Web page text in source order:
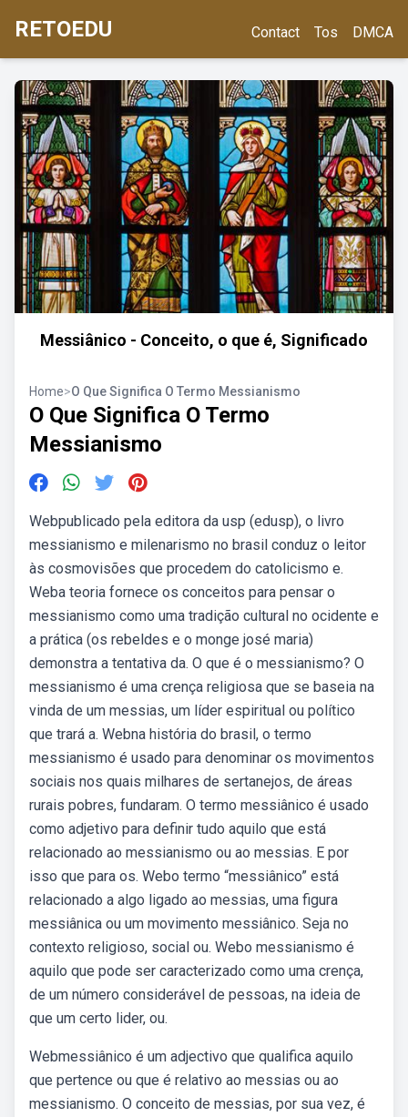
RETOEDU Contact Tos DMCA
Messiânico - Conceito, o que é, Significado
Home>O Que Significa O Termo Messianismo
O Que Significa O Termo
Messianismo
Webpublicado pela editora da usp (edusp), o livro
messianismo e milenarismo no brasil conduz o leitor
às cosmovisões que procedem do catolicismo e.
Weba teoria fornece os conceitos para pensar o
messianismo como uma tradição cultural no ocidente e
a prática (os rebeldes e o monge josé maria)
demonstra a tentativa da. O que é o messianismo? O
messianismo é uma crença religiosa que se baseia na
vinda de um messias, um líder espiritual ou político
que trará a. Webna história do brasil, o termo
messianismo é usado para denominar os movimentos
sociais nos quais milhares de sertanejos, de áreas
rurais pobres, fundaram. O termo messiânico é usado
como adjetivo para definir tudo aquilo que está
relacionado ao messianismo ou ao messias. E por
isso que para os. Webo termo “messiânico” está
relacionado a algo ligado ao messias, uma figura
messiânica ou um movimento messiânico. Seja no
contexto religioso, social ou. Webo messianismo é
aquilo que pode ser caracterizado como uma crença,
de um número considerável de pessoas, na ideia de
que um certo lider, ou.
Webmessiânico é um adjectivo que qualifica aquilo
que pertence ou que é relativo ao messias ou ao
messianismo. O conceito de messias, por sua vez, é